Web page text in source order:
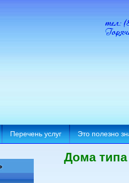
Перечень услуг Это полезно
Дома